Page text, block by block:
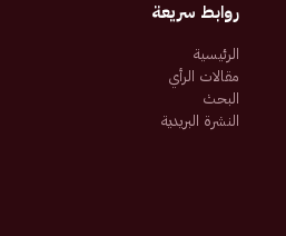
روابط سريعة
الرئيسية
مقالات الرأي
البحث
النشرة البريدية